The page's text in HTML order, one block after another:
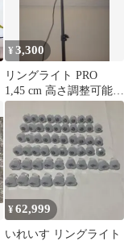
議/テレワーク/自撮り補
光/美 容化粧/タブレッ
ト/ノートパソコン/生放
送/You
¥3,300
リングライト PRO
1,45 cm 高さ調整可能
AC電源
¥62,999
いれいす リングライト